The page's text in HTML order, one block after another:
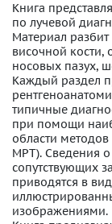
Книга
по лучевой
Материал
височной кости,
носовых пазух,
Каждый раздел
типичные
при помощи
области
МРТ). Сведения
сопутствующих
приводятся в
изображениями.